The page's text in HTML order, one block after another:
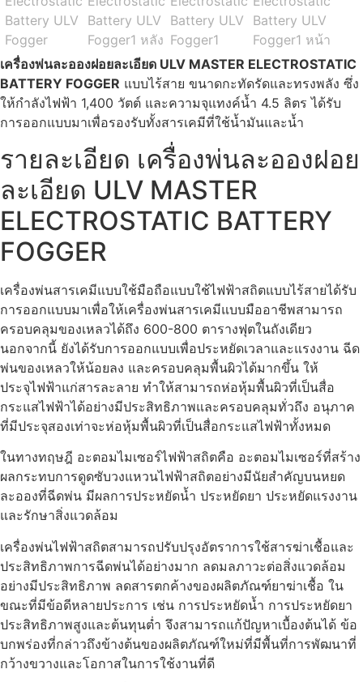
เครื่องพ่นละอองฝอยละเอียด ULV MASTER ELECTROSTATIC
BATTERY FOGGER แบบไร้สาย ขนาดกะทัดรัดและทรงพลัง ซึ่ง
ให้กำลังไฟฟ้า 1,400 วัตต์ และความจุแทงค์น้ำ 4.5 ลิตร ได้รับ
การออกแบบมาเพื่อรองรับทั้งสารเคมีที่ใช้น้ำมันและน้ำ
รายละเอียด เครื่องพ่นละอองฝอย
ละเอียด ULV MASTER
ELECTROSTATIC BATTERY
FOGGER
เครื่องพ่นสารเคมีแบบใช้มือถือแบบใช้ไฟฟ้าสถิตแบบไร้สายได้รับ
การออกแบบมาเพื่อให้เครื่องพ่นสารเคมีแบบมืออาชีพสามารถ
ครอบคลุมของเหลวได้ถึง 600-800 ตารางฟุตในถังเดียว
นอกจากนี้ ยังได้รับการออกแบบเพื่อประหยัดเวลาและแรงงาน ฉีด
พ่นของเหลวให้น้อยลง และครอบคลุมพื้นผิวได้มากขึ้น ให้
ประจุไฟฟ้าแก่สารละลาย ทำให้สามารถห่อหุ้มพื้นผิวที่เป็นสื่อ
กระแสไฟฟ้าได้อย่างมีประสิทธิภาพและครอบคลุมทั่วถึง อนุภาค
ที่มีประจุสองเท่าจะห่อหุ้มพื้นผิวที่เป็นสื่อกระแสไฟฟ้าทั้งหมด
ในทางทฤษฎี อะตอมไมเซอร์ไฟฟ้าสถิตคือ อะตอมไมเซอร์ที่สร้าง
ผลกระทบการดูดซับวงแหวนไฟฟ้าสถิตอย่างมีนัยสำคัญบนหยด
ละอองที่ฉีดพ่น มีผลการประหยัดน้ำ ประหยัดยา ประหยัดแรงงาน
และรักษาสิ่งแวดล้อม
เครื่องพ่นไฟฟ้าสถิตสามารถปรับปรุงอัตราการใช้สารฆ่าเชื้อและ
ประสิทธิภาพการฉีดพ่นได้อย่างมาก ลดมลภาวะต่อสิ่งแวดล้อม
อย่างมีประสิทธิภาพ ลดสารตกค้างของผลิตภัณฑ์ยาฆ่าเชื้อ ใน
ขณะที่มีข้อดีหลายประการ เช่น การประหยัดน้ำ การประหยัดยา
ประสิทธิภาพสูงและต้นทุนต่ำ จึงสามารถแก้ปัญหาเบื้องต้นได้ ข้อ
บกพร่องที่กล่าวถึงข้างต้นของผลิตภัณฑ์ใหม่ที่มีพื้นที่การพัฒนาที่
กว้างขวางและโอกาสในการใช้งานที่ดี